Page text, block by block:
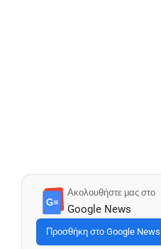
G≡
Ακολουθήστε μας στο
Google News
Προσθήκη στο Google News